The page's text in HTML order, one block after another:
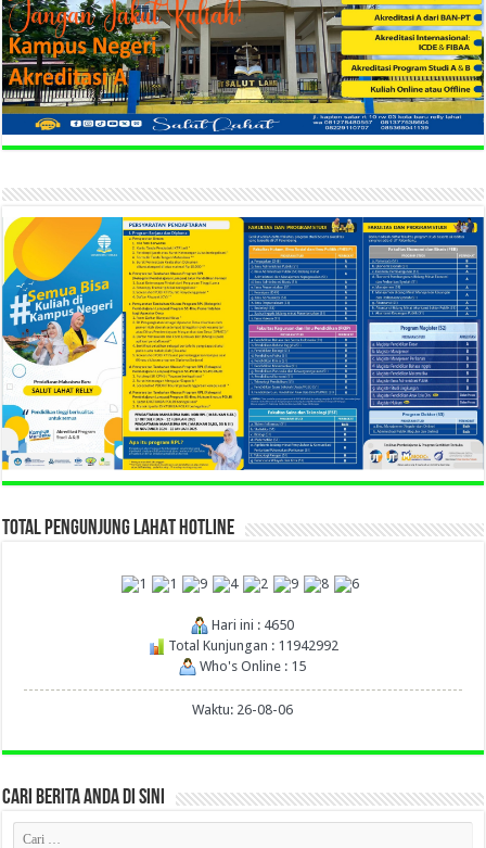
TOTAL PENGUNJUNG LAHAT HOTLINE
Hari ini : 4650
Total Kunjungan : 11942992
Who's Online : 15
Waktu: 26-08-06
CARI BERITA ANDA DI SINI